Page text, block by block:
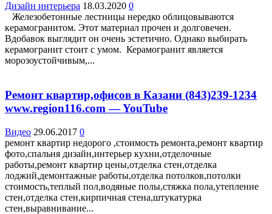
Дизайн интерьера 18.03.2020 0
Железобетонные лестницы нередко облицовываются
керамогранитом. Этот материал прочен и долговечен.
Вдобавок выглядит он очень эстетично. Однако выбирать
керамогранит стоит с умом. Керамогранит является
морозоустойчивым,...
Ремонт квартир,офисов в Казани (843)239-1234
www.region116.com — YouTube
Видео 29.06.2017 0
ремонт квартир недорого ,стоимость ремонта,ремонт квартир
фото,спальня дизайн,интерьер кухни,отделочные
работы,ремонт квартир цены,отделка стен,отделка
лоджий,демонтажные работы,отделка потолков,потолки
стоимость,теплый пол,водяные полы,стяжка пола,утепление
стен,отделка стен,кирпичная стена,штукатурка
стен,выравнивание...